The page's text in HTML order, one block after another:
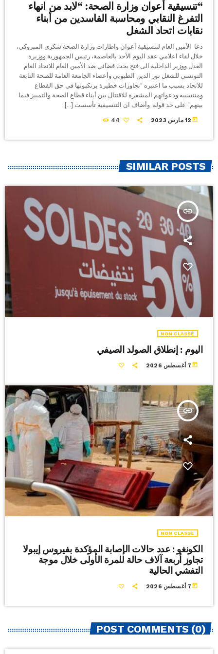
“تنسيقية أعوان وزارة الصحة: “لابد من انهاء
التفرغ النقابي ومحاسبة الفاسدين من أبناء
نقابات اتحاد الشغل
دعا الأمين العام لتنسيقية أعوان واطارات وزارة الصحة شكري المبروكي،
خلال لقاء اعلامي عقد اليوم الأحد بالعاصمة، رئيس الجمهورية ووزيرة
العدل ووزير الداخلية الى فتح بحث قضائي ضد الأمين العام للاتحاد العام
التونسي للشغل نور الدين الطبوبي وأعضاء الجامعة العامة للصحة التابعة
للاتحاد بسبب ما اعتبره "تجاوزات خطيرة يرتكبونها في حق القطاع
ومنتسبيه ودعواتهم المشفرة للاقتتال بين أبناء قطاع الصحة والتمييز فيما
بينهم" على حد قوله. وأضاف ان التنسيقية تأسست […]
today 12 مارس 2023 44
SIMILAR POSTS
insert_link
NON CLASSÉ
اليوم : إنطلاق الصولد الصيفي
today 7 أغسطس 2026
insert_link
NON CLASSÉ
الكونغو : ​عدد حالات الإصابة المؤكدة بفيروس إيبولا
تجاوز ‌أربعة آلاف ‌حالة للمرة الأولى ‌خلال موجة
التفشي الحالية
today 7 أغسطس 2026
POST COMMENTS (0)